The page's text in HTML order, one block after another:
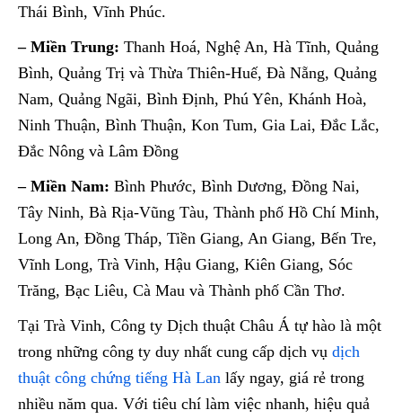
Thái Bình, Vĩnh Phúc.
– Miền Trung: Thanh Hoá, Nghệ An, Hà Tĩnh, Quảng
Bình, Quảng Trị và Thừa Thiên-Huế, Đà Nẵng, Quảng
Nam, Quảng Ngãi, Bình Định, Phú Yên, Khánh Hoà,
Ninh Thuận, Bình Thuận, Kon Tum, Gia Lai, Đắc Lắc,
Đắc Nông và Lâm Đồng
– Miền Nam: Bình Phước, Bình Dương, Đồng Nai,
Tây Ninh, Bà Rịa-Vũng Tàu, Thành phố Hồ Chí Minh,
Long An, Đồng Tháp, Tiền Giang, An Giang, Bến Tre,
Vĩnh Long, Trà Vinh, Hậu Giang, Kiên Giang, Sóc
Trăng, Bạc Liêu, Cà Mau và Thành phố Cần Thơ.
Tại Trà Vinh, Công ty Dịch thuật Châu Á tự hào là một
trong những công ty duy nhất cung cấp dịch vụ dịch
thuật công chứng tiếng Hà Lan lấy ngay, giá rẻ trong
nhiều năm qua. Với tiêu chí làm việc nhanh, hiệu quả